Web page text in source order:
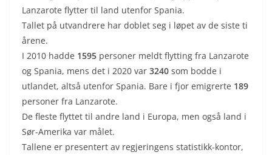
Lanzarote flytter til land utenfor Spania.
Tallet på utvandrere har doblet seg i løpet av de siste ti
årene.
I 2010 hadde 1595 personer meldt flytting fra Lanzarote
og Spania, mens det i 2020 var 3240 som bodde i
utlandet, altså utenfor Spania. Bare i fjor emigrerte 189
personer fra Lanzarote.
De fleste flyttet til andre land i Europa, men også land i
Sør-Amerika var målet.
Tallene er presentert av regjeringens statistikk-kontor,